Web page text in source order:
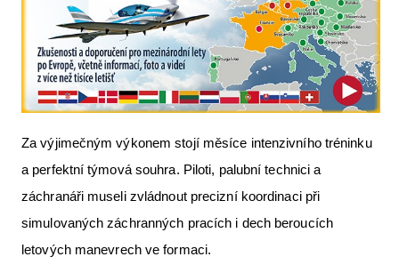
Za výjimečným výkonem stojí měsíce intenzivního tréninku
a perfektní týmová souhra. Piloti, palubní technici a
záchranáři museli zvládnout precizní koordinaci při
simulovaných záchranných pracích i dech beroucích
letových manevrech ve formaci.